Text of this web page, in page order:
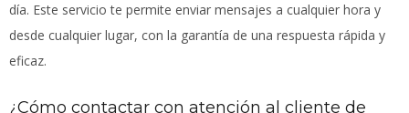
día. Este servicio te permite enviar mensajes a cualquier hora y
desde cualquier lugar, con la garantía de una respuesta rápida y
eficaz.
¿Cómo contactar con atención al cliente de